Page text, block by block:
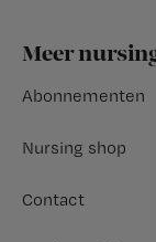
Footer
Meer
Abonnementen
Nursing shop
Contact